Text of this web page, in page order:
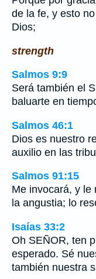
de la fe, y esto
Dios;
strength
Salmos 9:9
Será también el
baluarte en
Salmos 46:1
Dios es nuestro
auxilio en las
Salmos 91:15
Me invocará, y le
la angustia; lo
Isaías 33:2
Oh SEÑOR, ten
esperado. Sé
también nuestra